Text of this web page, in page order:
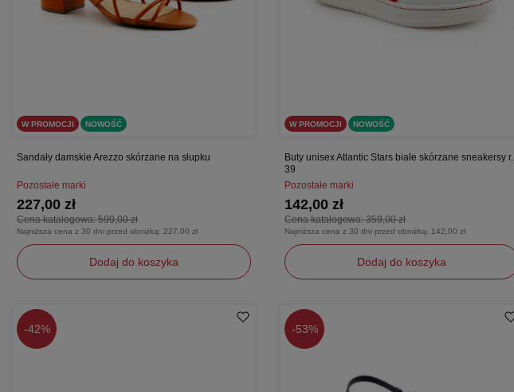
W PROMOCJI NOWOŚĆ
Sandały damskie Arezzo skórzane na słupku
Pozostałe marki
Cena katalogowa:599,00 zł
227,00 zł
Najniższa cena z 30 dni przed obniżką: 227,00 zł
Dodaj do koszyka
40
W PROMOCJI NOWOŚĆ
Buty unisex Atlantic Stars białe skórzane sneakersy r.
39
Pozostałe marki
Cena katalogowa:359,00 zł
142,00 zł
Najniższa cena z 30 dni przed obniżką: 142,00 zł
Dodaj do koszyka
39
-42% -53%